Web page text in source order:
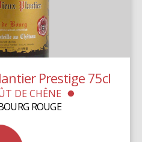
Prestige 75cl
DE CHÊNE
ROUGE